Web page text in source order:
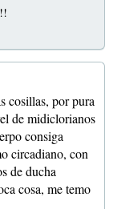
cosillas, por pura
de midiclorianos
consiga
circadiano, con
de ducha
cosa, me temo